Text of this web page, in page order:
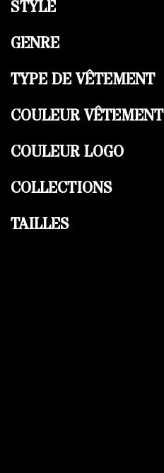
STYLE
GENRE
TYPE DE VÊTEMENT
COULEUR VÊTEMENT
COULEUR LOGO
COLLECTIONS
TAILLES